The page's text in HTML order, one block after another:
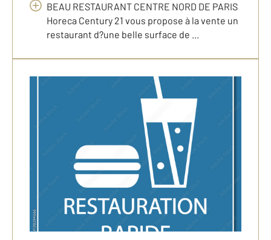
BEAU RESTAURANT CENTRE NORD DE PARIS
Horeca Century 21 vous propose à la vente un
restaurant d?une belle surface de ...